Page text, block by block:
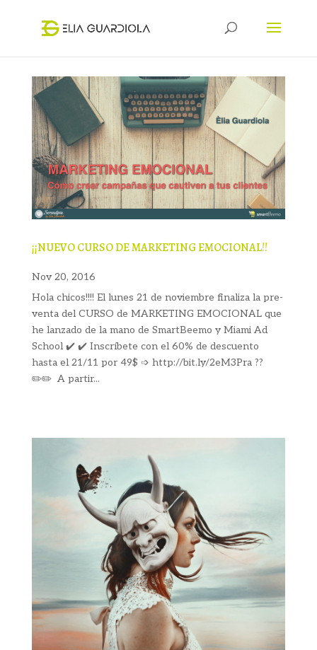
¡¡NUEVO CURSO DE MARKETING EMOCIONAL!!
Nov 20, 2016
Hola chicos!!!! El lunes 21 de noviembre finaliza la pre-
venta del CURSO de MARKETING EMOCIONAL que
he lanzado de la mano de SmartBeemo y Miami Ad
School ✔️ ✔️ Inscríbete con el 60% de descuento
hasta el 21/11 por 49$ ➩ http://bit.ly/2eM3Pra ??
✏️✏️ A partir...